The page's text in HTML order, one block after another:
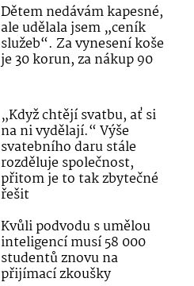
Dětem nedávám kapesné,
ale udělala jsem „ceník
služeb“. Za vynesení koše
je 30 korun, za nákup 90
„Když chtějí svatbu, ať si
na ni vydělají.“ Výše
svatebního daru stále
rozděluje společnost,
přitom je to tak zbytečné
řešit
Kvůli podvodu s umělou
inteligencí musí 58 000
studentů znovu na
přijímací zkoušky